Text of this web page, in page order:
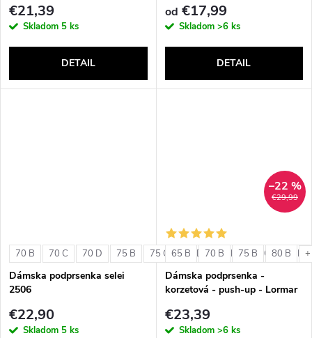
€21,39
Skladom 5 ks
DETAIL
od €17,99
Skladom >6 ks
DETAIL
70 B 70 C 70 D 75 B 75 C 75 D 80 B 80 C 80 D
Dámska podprsenka selei
2506
€22,90
Skladom 5 ks
€29,99
–22 %
65 B 70 B 75 B 80 B
Dámska podprsenka -
korzetová - push-up - Lormar
€23,39
Skladom >6 ks